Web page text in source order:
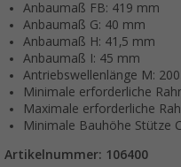
Anbaumaß FB: 419 mm
Anbaumaß G: 40 mm
Anbaumaß H: 41,5 mm
Anbaumaß I: 45 mm
Antriebswellenlänge M:
Minimale erforderliche
Maximale erforderliche
Minimale Bauhöhe Stütze
Artikelnummer: 106400